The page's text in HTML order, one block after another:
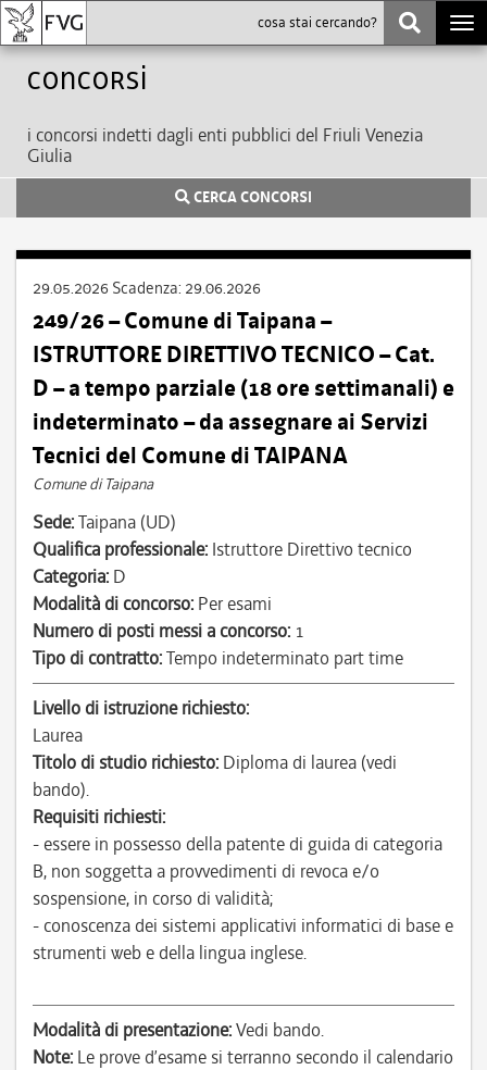
Concorsi
i concorsi indetti dagli enti pubblici del Friuli Venezia
Giulia
CERCA CONCORSI
29.05.2026 Scadenza: 29.06.2026
249/26 – Comune di Taipana –
ISTRUTTORE DIRETTIVO TECNICO – Cat.
D – a tempo parziale (18 ore settimanali) e
indeterminato – da assegnare ai Servizi
Tecnici del Comune di TAIPANA
Comune di Taipana
Sede:Taipana (UD)
Qualifica professionale: Istruttore Direttivo tecnico
Categoria: D
Modalità di concorso: Per esami
Numero di posti messi a concorso: 1
Tipo di contratto:Tempo indeterminato part time
Livello di istruzione richiesto:
Laurea
Titolo di studio richiesto: Diploma di laurea (vedi
bando).
Requisiti richiesti:
- essere in possesso della patente di guida di categoria
B, non soggetta a provvedimenti di revoca e/o
sospensione, in corso di validità;
- conoscenza dei sistemi applicativi informatici di base e
strumenti web e della lingua inglese.
Modalità di presentazione:Vedi bando.
Note: Le prove d’esame si terranno secondo il calendario